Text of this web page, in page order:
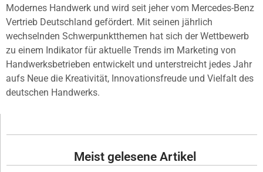
Modernes Handwerk und wird seit jeher vom Mercedes-Benz
Vertrieb Deutschland gefördert. Mit seinen jährlich
wechselnden Schwerpunktthemen hat sich der Wettbewerb
zu einem Indikator für aktuelle Trends im Marketing von
Handwerksbetrieben entwickelt und unterstreicht jedes Jahr
aufs Neue die Kreativität, Innovationsfreude und Vielfalt des
deutschen Handwerks.
Meist gelesene Artikel